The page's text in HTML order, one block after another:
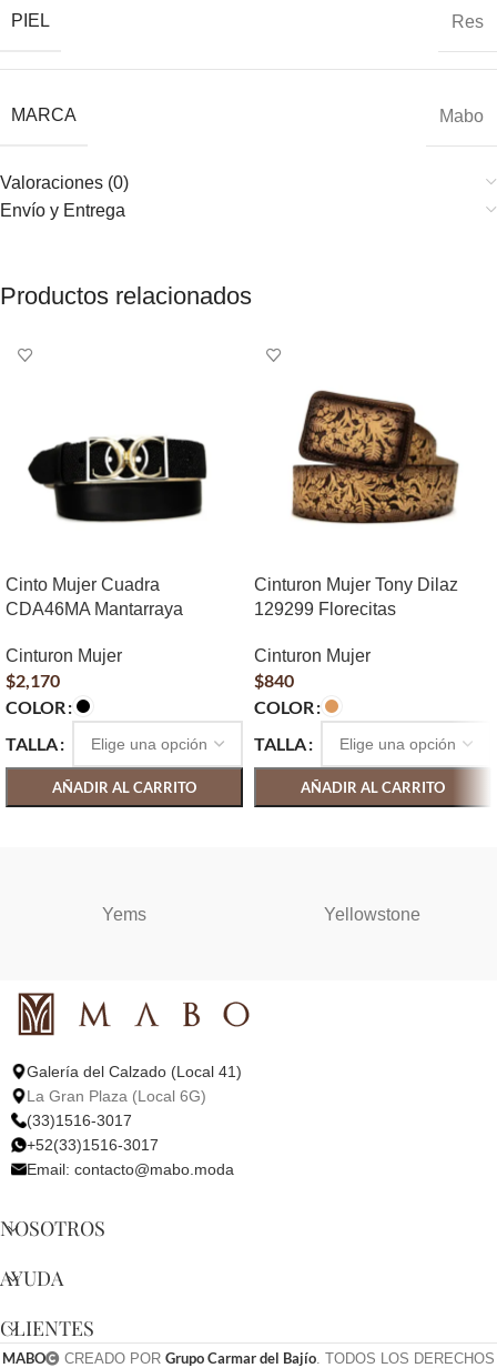
PIEL Res
MARCA Mabo
Valoraciones (0)
Envío y Entrega
Productos relacionados
Cinto Mujer Cuadra
CDA46MA Mantarraya
Cinturon Mujer
$2,170
COLOR
TALLA
AÑADIR AL CARRITO
Cinturon Mujer Tony Dilaz
129299 Florecitas
Cinturon Mujer
$840
COLOR
TALLA
AÑADIR AL CARRITO
Yems Yellowstone
Galería del Calzado (Local 41)
La Gran Plaza (Local 6G)
(33)1516-3017
+52(33)1516-3017
Email: contacto@mabo.moda
NOSOTROS
AYUDA
CLIENTES
MABO CREADO POR Grupo Carmar del Bajío. TODOS LOS DERECHOS